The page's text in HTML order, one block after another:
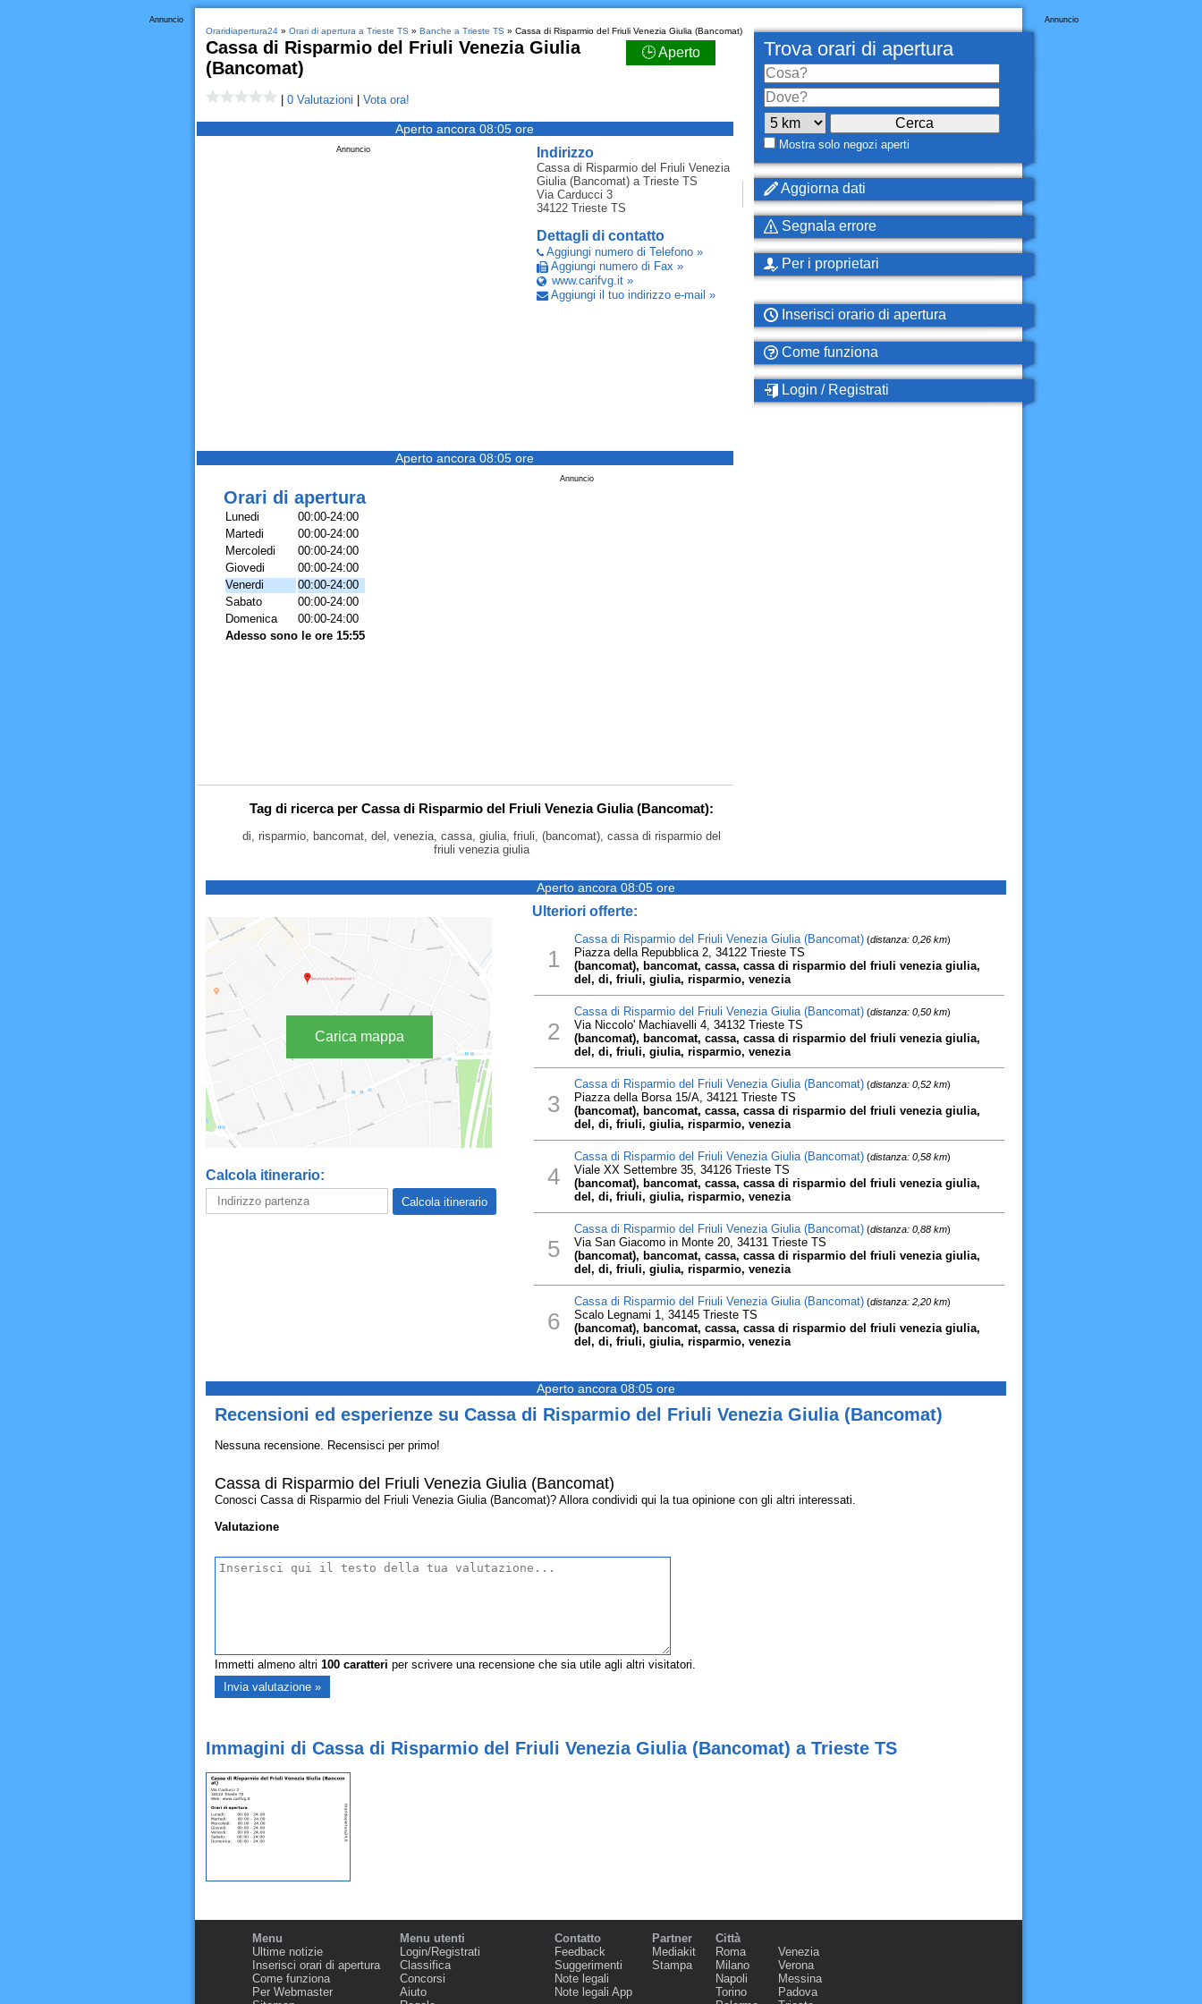
Annuncio
Oraridiapertura24» Orari di apertura a Trieste TS» Banche a Trieste TS» Cassa di Risparmio del Friuli Venezia Giulia (Bancomat)
Cassa di Risparmio del Friuli Venezia Giulia
(Bancomat)
🕒 Aperto
0 Valutazioni Vota ora!
Aperto ancora 08:05 ore
Indirizzo
Cassa di Risparmio del Friuli Venezia
Giulia (Bancomat)a Trieste TS
Via Carducci 3
34122 Trieste TS
Dettagli di contatto
Aggiungi numero di Telefono »
Aggiungi numero di Fax »
www.carifvg.it »
Aggiungi il tuo indirizzo e-mail »
Annuncio
Aperto ancora 08:05 ore
Annuncio
Orari di apertura
Lunedi
00:00-24:00
Martedi
00:00-24:00
Mercoledi
00:00-24:00
Giovedi
00:00-24:00
Venerdi
00:00-24:00
Sabato
00:00-24:00
Domenica
00:00-24:00
Adesso sono le ore 15:55
Tag di ricerca per Cassa di Risparmio del Friuli Venezia Giulia (Bancomat):
di, risparmio, bancomat, del, venezia, cassa, giulia, friuli, (bancomat), cassa di risparmio del
friuli venezia giulia
Annuncio
Trova orari di apertura
Mostra solo negozi aperti
Aggiorna dati
Segnala errore
Per i proprietari
Inserisci orario di apertura
Come funziona
Login / Registrati
Aperto ancora 08:05 ore
Carica mappa
Calcola itinerario:
Ulteriori offerte:
1
Cassa di Risparmio del Friuli Venezia Giulia (Bancomat)(distanza: 0,26 km)
Piazza della Repubblica 2, 34122 Trieste TS
(bancomat), bancomat, cassa, cassa di risparmio del friuli venezia giulia,
del, di, friuli, giulia, risparmio, venezia
2
Cassa di Risparmio del Friuli Venezia Giulia (Bancomat)(distanza: 0,50 km)
Via Niccolo' Machiavelli 4, 34132 Trieste TS
(bancomat), bancomat, cassa, cassa di risparmio del friuli venezia giulia,
del, di, friuli, giulia, risparmio, venezia
3
Cassa di Risparmio del Friuli Venezia Giulia (Bancomat)(distanza: 0,52 km)
Piazza della Borsa 15/A, 34121 Trieste TS
(bancomat), bancomat, cassa, cassa di risparmio del friuli venezia giulia,
del, di, friuli, giulia, risparmio, venezia
4
Cassa di Risparmio del Friuli Venezia Giulia (Bancomat)(distanza: 0,58 km)
Viale XX Settembre 35, 34126 Trieste TS
(bancomat), bancomat, cassa, cassa di risparmio del friuli venezia giulia,
del, di, friuli, giulia, risparmio, venezia
5
Cassa di Risparmio del Friuli Venezia Giulia (Bancomat)(distanza: 0,88 km)
Via San Giacomo in Monte 20, 34131 Trieste TS
(bancomat), bancomat, cassa, cassa di risparmio del friuli venezia giulia,
del, di, friuli, giulia, risparmio, venezia
6
Cassa di Risparmio del Friuli Venezia Giulia (Bancomat)(distanza: 2,20 km)
Scalo Legnami 1, 34145 Trieste TS
(bancomat), bancomat, cassa, cassa di risparmio del friuli venezia giulia,
del, di, friuli, giulia, risparmio, venezia
Aperto ancora 08:05 ore
Recensioni ed esperienze su Cassa di Risparmio del Friuli Venezia Giulia (Bancomat)
Nessuna recensione. Recensisci per primo!
Cassa di Risparmio del Friuli Venezia Giulia (Bancomat)
Conosci Cassa di Risparmio del Friuli Venezia Giulia (Bancomat)? Allora condividi qui la tua opinione con gli altri interessati.
Valutazione
Immetti almeno altri 100caratteri per scrivere una recensione che sia utile agli altri visitatori.
Immagini di Cassa di Risparmio del Friuli Venezia Giulia (Bancomat) a Trieste TS
Menu
Ultime notizie
Inserisci orari di apertura
Come funziona
Per Webmaster
Menu utenti
Login/Registrati
Classifica
Concorsi
Aiuto
Contatto
Feedback
Suggerimenti
Note legali
Note legali App
Partner
Mediakit
Stampa
Città
Roma
Milano
Napoli
Torino
Venezia
Verona
Messina
Padova